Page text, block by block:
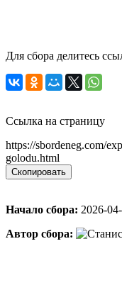
Для сбора делитесь
Ссылка на страницу
https://sbordeneg.com/
golodu.html
Скопировать
Начало сбора: 2026-
Автор сбора: